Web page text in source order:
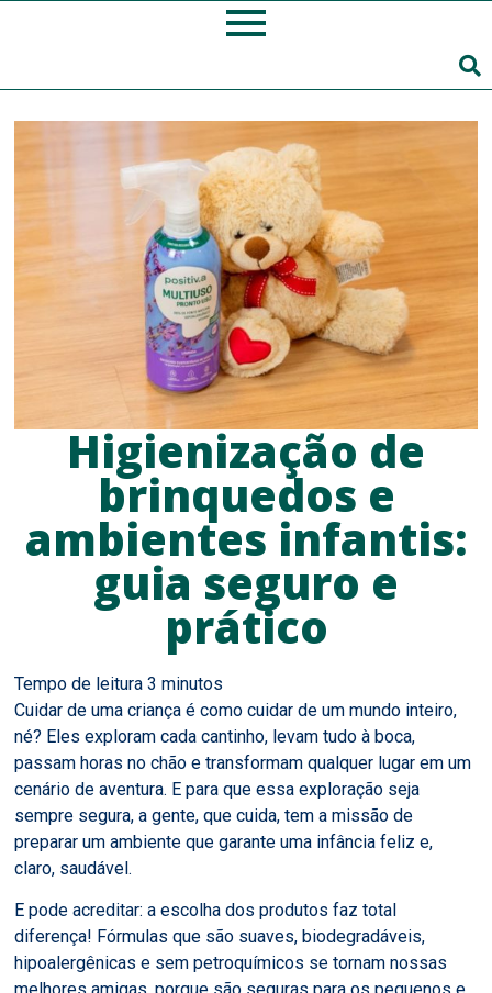
Higienização de
brinquedos e
ambientes infantis:
guia seguro e
prático
Cuidar de uma criança é como cuidar de um mundo inteiro,
né? Eles exploram cada cantinho, levam tudo à boca,
passam horas no chão e transformam qualquer lugar em um
cenário de aventura. E para que essa exploração seja
sempre segura, a gente, que cuida, tem a missão de
preparar um ambiente que garante uma infância feliz e,
claro, saudável.
E pode acreditar: a escolha dos produtos faz total
diferença! Fórmulas que são suaves, biodegradáveis,
hipoalergênicas e sem petroquímicos se tornam nossas